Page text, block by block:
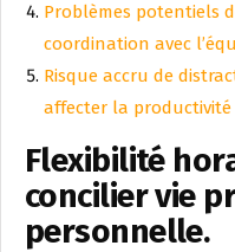
Problèmes potentiels
coordination avec
Risque accru de
affecter la productivité
Flexibilité
concilier vie
personnelle.